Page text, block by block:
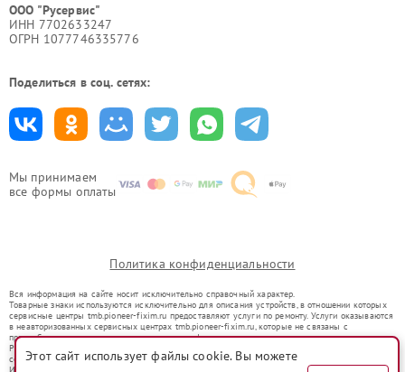
Мы принимаем
все формы оплаты
ООО "Русервис"
ИНН 7702633247
ОГРН 1077746335776
Поделиться в соц. сетях:
Политика конфиденциальности
Вся информация на сайте носит исключительно справочный характер.
Товарные знаки используются исключительно для описания устройств, в отношении которых
сервисные центры tmb.pioneer-fixim.ru предоставляют услуги по ремонту. Услуги оказываются
в неавторизованных сервисных центрах tmb.pioneer-fixim.ru, которые не связаны с
правообладателями товарных знаков или их официальными представителями.
Ремонт осуществляется для устройств, уже введенных в гражданский оборот в соответствии
со статьей 1487 ГК РФ.
Использование товарных знаков не преследует цели индивидуализации услуг или введения
Этот сайт использует файлы cookie. Вы можете